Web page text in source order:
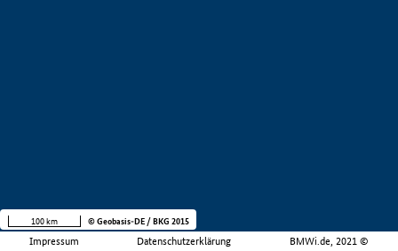
Impressum Datenschutzerklärung BMWi.de, 2021 ©
100 km © Geobasis-DE / BKG 2015